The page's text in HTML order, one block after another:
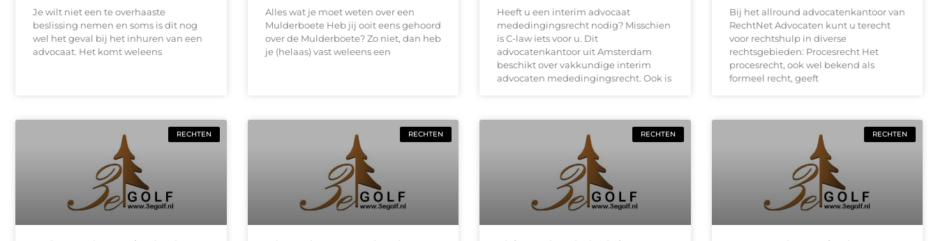
Je wilt niet een te overhaaste
beslissing nemen en soms is dit nog
wel het geval bij het inhuren van een
advocaat. Het komt weleens
Alles wat je moet weten over een
Mulderboete Heb jij ooit eens gehoord
over de Mulderboete? Zo niet, dan heb
je (helaas) vast weleens een
Heeft u een interim advocaat
mededingingsrecht nodig? Misschien
is C-law iets voor u. Dit
advocatenkantoor uit Amsterdam
beschikt over vakkundige interim
advocaten mededingingsrecht. Ook is
Bij het allround advocatenkantoor van
RechtNet Advocaten kunt u terecht
voor rechtshulp in diverse
rechtsgebieden: Procesrecht Het
procesrecht, ook wel bekend als
formeel recht, geeft
RECHTEN RECHTEN RECHTEN RECHTEN